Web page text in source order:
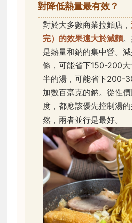
對降低熱量最有效？
對於大多數商業拉麵店，
完）的效果遠大於減麵
是熱量和鈉的集中營。
條，可能省下150-200
半的湯，可能省下200-
加數百毫克的鈉。從性
度，都應該優先控制湯
然，兩者並行是最好。